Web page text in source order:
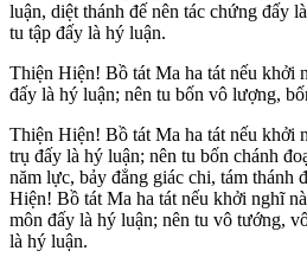
luận, diệt thánh đế nên tác chứng đấy
tu tập đấy là hý luận.
Thiện Hiện! Bồ tát Ma ha tát nếu khởi
đấy là hý luận; nên tu bốn vô lượng,
Thiện Hiện! Bồ tát Ma ha tát nếu khởi
trụ đấy là hý luận; nên tu bốn chánh
năm lực, bảy đẳng giác chi, tám thánh
Hiện! Bồ tát Ma ha tát nếu khởi nghĩ
môn đấy là hý luận; nên tu vô tướng,
là hý luận.